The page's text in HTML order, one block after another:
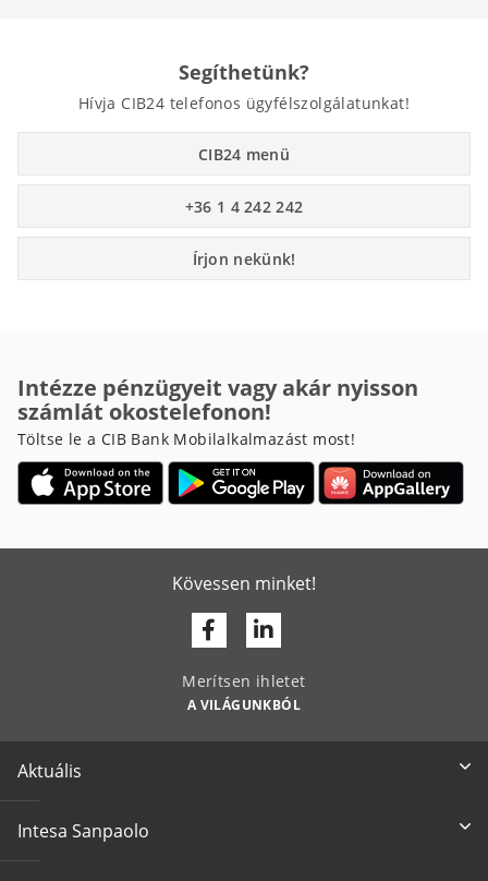
Segíthetünk?
Hívja CIB24 telefonos ügyfélszolgálatunkat!
CIB24 menü
+36 1 4 242 242
Írjon nekünk!
Intézze pénzügyeit vagy akár nyisson
számlát okostelefonon!
Töltse le a CIB Bank Mobilalkalmazást most!
Kövessen minket!
FacebookLinkedin
Merítsen ihletet
A VILÁGUNKBÓL
Aktuális
Intesa Sanpaolo